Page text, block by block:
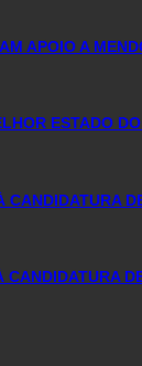
APOIO A
ESTADO